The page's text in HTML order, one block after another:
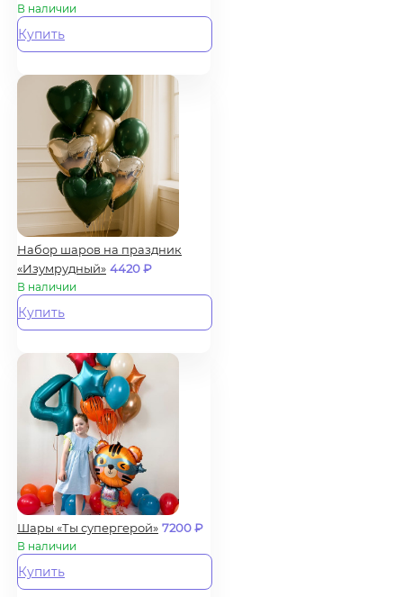
В наличии
Купить
Набор шаров на праздник
«Изумрудный» 4420₽
В наличии
Купить
Шары «Ты супергерой» 7200₽
В наличии
Купить